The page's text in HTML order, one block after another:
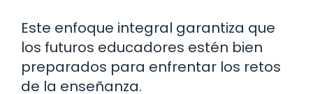
Este enfoque integral garantiza que
los futuros educadores estén bien
preparados para enfrentar los retos
de la enseñanza.